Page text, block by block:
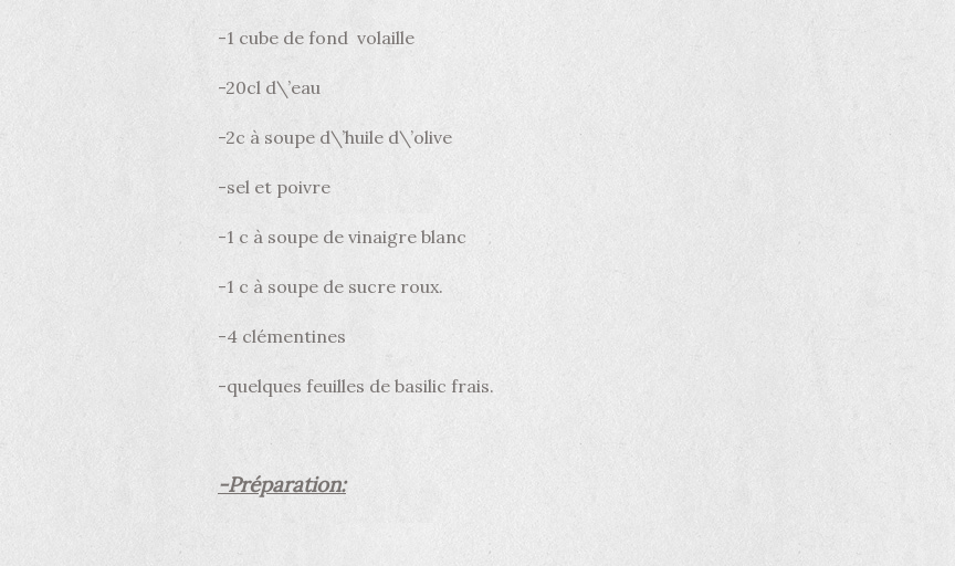
-1 cube de fond volaille
-20cl d\’eau
-2c à soupe d\’huile d\’olive
-sel et poivre
-1 c à soupe de vinaigre blanc
-1 c à soupe de sucre roux.
-4 clémentines
-quelques feuilles de basilic frais.
-Préparation: